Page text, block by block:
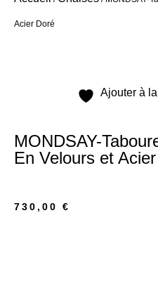
Acier Doré
Ajouter à
MONDSAY-
En Velours et
730,00 €